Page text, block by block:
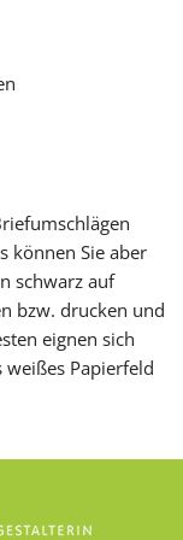
können Sie aber
schwarz auf
bzw. drucken und
eignen sich
Papierfeld